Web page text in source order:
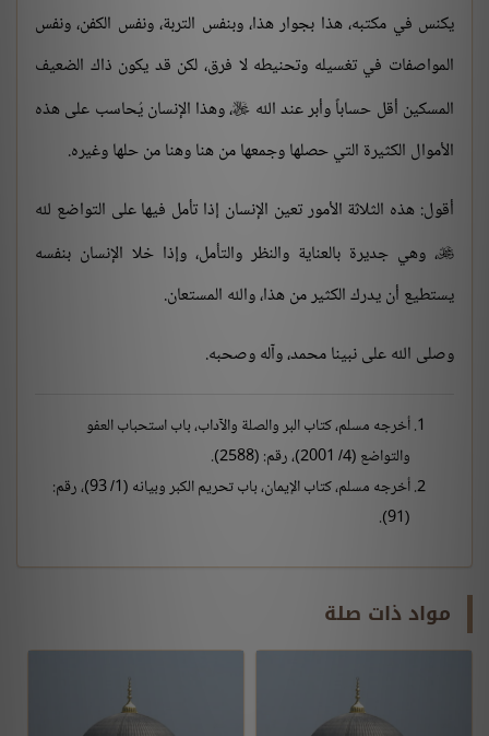
يكنس في مكتبه، هذا بجوار هذا، وبنفس التربة، ونفس الكفن، ونفس
المواصفات في تغسيله وتحنيطه لا فرق، لكن قد يكون ذاك الضعيف
المسكين أقل حساباً وأبر عند الله ، وهذا الإنسان يُحاسب على هذه
الأموال الكثيرة التي حصلها وجمعها من هنا وهنا من حلها وغيره.
أقول: هذه الثلاثة الأمور تعين الإنسان إذا تأمل فيها على التواضع لله
، وهي جديرة بالعناية والنظر والتأمل، وإذا خلا الإنسان بنفسه
يستطيع أن يدرك الكثير من هذا، والله المستعان.
وصلى الله على نبينا محمد، وآله وصحبه.
أخرجه مسلم، كتاب البر والصلة والآداب، باب استحباب العفو
والتواضع (4/ 2001)، رقم: (2588).
أخرجه مسلم، كتاب الإيمان، باب تحريم الكبر وبيانه (1/ 93)، رقم:
(91).
مواد ذات صلة